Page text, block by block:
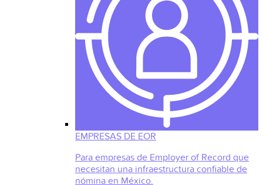
EMPRESAS DE EOR
Para empresas de Employer of Record que
necesitan una infraestructura confiable de
nómina en México.